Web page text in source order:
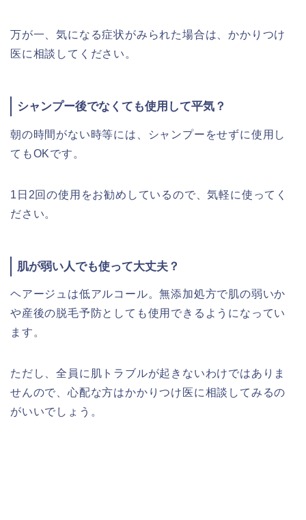
万が一、気になる症状がみられた場合は、かかりつけ
医に相談してください。
シャンプー後でなくても使用して平気？
朝の時間がない時等には、シャンプーをせずに使用し
てもOKです。
1日2回の使用をお勧めしているので、気軽に使ってく
ださい。
肌が弱い人でも使って大丈夫？
ヘアージュは低アルコール。無添加処方で肌の弱いか
や産後の脱毛予防としても使用できるようになってい
ます。
ただし、全員に肌トラブルが起きないわけではありま
せんので、心配な方はかかりつけ医に相談してみるの
がいいでしょう。